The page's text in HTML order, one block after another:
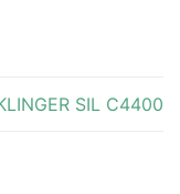
SIL C4400